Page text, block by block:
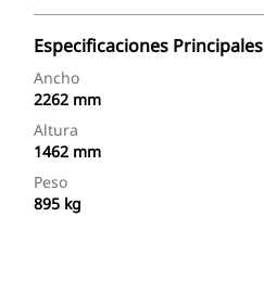
Especificaciones Principales
Ancho
2262 mm
Altura
1462 mm
Peso
895 kg